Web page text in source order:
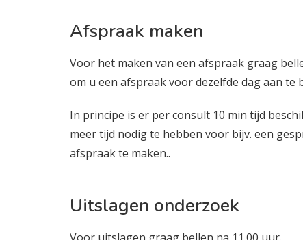
Afspraak maken
Voor het maken van een afspraak graag
om u een afspraak voor dezelfde dag aan te
In principe is er per consult 10 min tijd
meer tijd nodig te hebben voor bijv. een
afspraak te maken..
Uitslagen onderzoek